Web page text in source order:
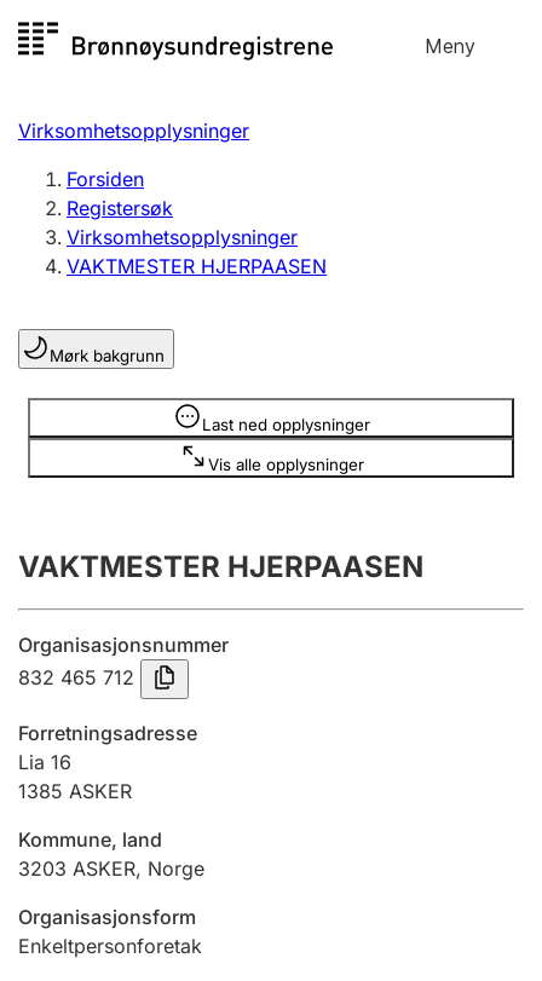
til
Meny
Registersøk
Aksjeselskap
Enkeltpersonforetak
Registrere, endre, slette
Lag og forening
Registrere, endre, slette
Årsregnskap
Innsending og forsinkelsesgebyr
Tinglysing
Jeger
Ektepaktveileder
Virksomhetsopplysninger
Forsiden
Registersøk
Virksomhetsopplysninger
VAKTMESTER HJERPAASEN
Mørk bakgrunn
Last ned opplysninger
Vis alle opplysninger
Opplysninger er skjult
VAKTMESTER HJERPAASEN
Organisasjonsnummer
832 465 712
Forretningsadresse
Lia 16
1385 ASKER
Kommune, land
3203 ASKER, Norge
Organisasjonsform
Enkeltpersonforetak